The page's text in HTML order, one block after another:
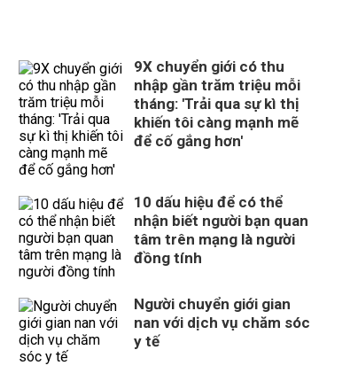
9X chuyển giới có thu
nhập gần trăm triệu mỗi
tháng: 'Trải qua sự kì thị
khiến tôi càng mạnh mẽ
để cố gắng hơn'
10 dấu hiệu để có thể
nhận biết người bạn quan
tâm trên mạng là người
đồng tính
Người chuyển giới gian
nan với dịch vụ chăm sóc
y tế